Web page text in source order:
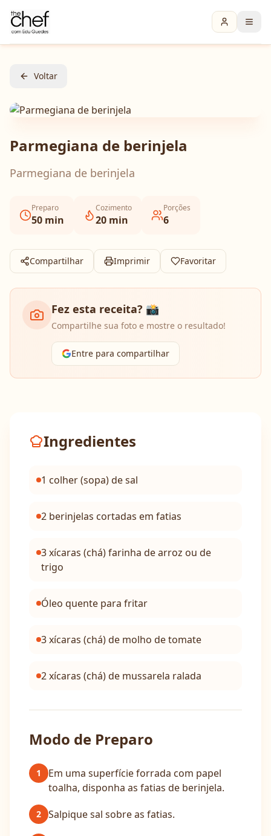
Voltar
Parmegiana de berinjela
Parmegiana de berinjela
Preparo
50 min
Cozimento
20 min
Porções
6
Compartilhar Imprimir Favoritar
Fez esta receita? 📸
Compartilhe sua foto e mostre o resultado!
Entre para compartilhar
Ingredientes
1 colher (sopa) de sal
2 berinjelas cortadas em fatias
3 xícaras (chá) farinha de arroz ou de
trigo
Óleo quente para fritar
3 xícaras (chá) de molho de tomate
2 xícaras (chá) de mussarela ralada
Modo de Preparo
1
Em uma superfície forrada com papel
toalha, disponha as fatias de berinjela.
2 Salpique sal sobre as fatias.